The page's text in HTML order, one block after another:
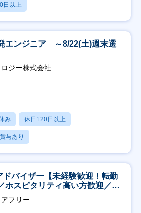
日以上
エンジニア ～8/22(土)週末選
ジー株式会社
み 休日120日以上
賞与あり
ドバイザー【未経験歓迎！転勤
ホスピタリティ高い方歓迎／土
フリー